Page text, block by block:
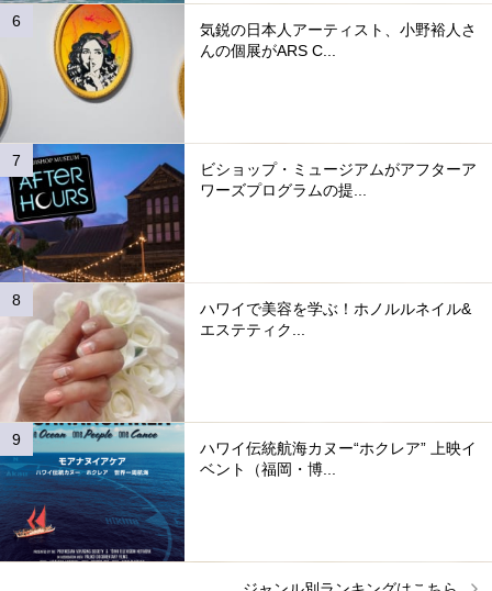
気鋭の日本人アーティスト、小野裕人さ
んの個展がARS C...
ビショップ・ミュージアムがアフターア
ワーズプログラムの提...
ハワイで美容を学ぶ！ホノルルネイル&
エステティク...
ハワイ伝統航海カヌー“ホクレア” 上映イ
ベント（福岡・博...